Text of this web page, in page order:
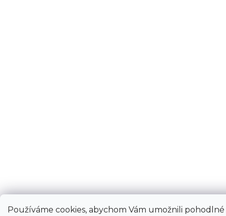
Používáme cookies, abychom Vám umožnili pohodlné